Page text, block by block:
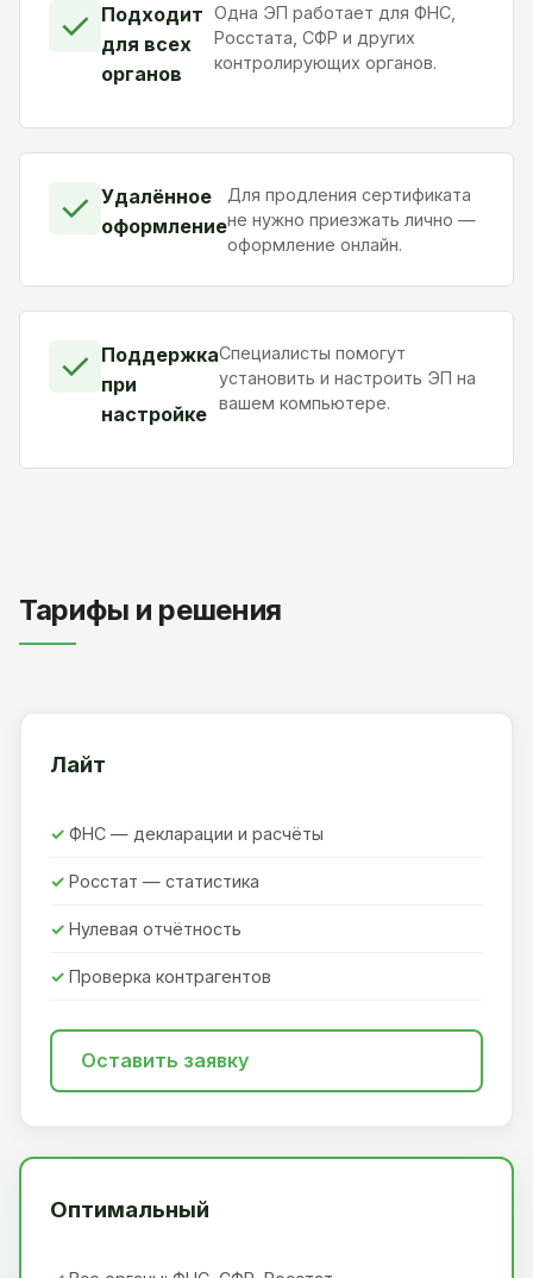
✓ Подходит
для всех
органов
Одна ЭП работает для ФНС,
Росстата, СФР и других
контролирующих органов.
✓ Удалённое
оформление
Для продления сертификата
не нужно приезжать лично —
оформление онлайн.
✓ Поддержка
при
настройке
Специалисты помогут
установить и настроить ЭП на
вашем компьютере.
Тарифы и решения
Лайт
ФНС — декларации и расчёты
Росстат — статистика
Нулевая отчётность
Проверка контрагентов
Оставить заявку
Оптимальный